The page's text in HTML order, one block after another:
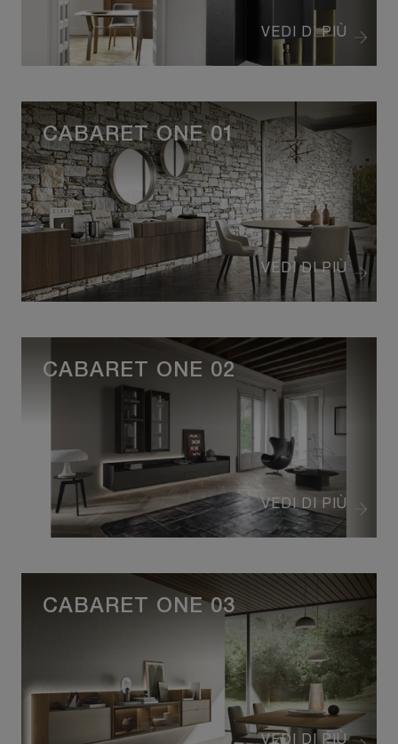
VEDI DI PIÙ
VEDI DI PIÙ
CABARET ONE 01
VEDI DI PIÙ
CABARET ONE 02
VEDI DI PIÙ
CABARET ONE 03